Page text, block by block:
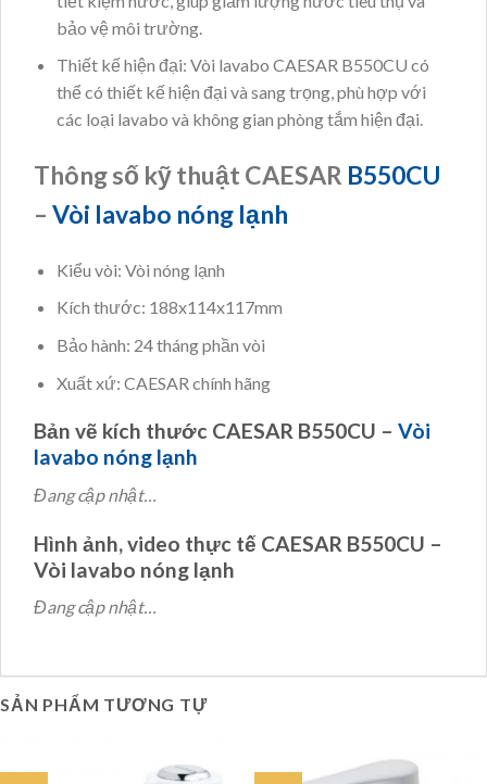
bảo vệ môi trường.
Thiết kế hiện đại: Vòi lavabo CAESAR B550CU có
thể có thiết kế hiện đại và sang trọng, phù hợp với
các loại lavabo và không gian phòng tắm hiện đại.
Thông số kỹ thuật CAESAR B550CU
– Vòi lavabo nóng lạnh
Kiểu vòi: Vòi nóng lạnh
Kích thước: 188x114x117mm
Bảo hành: 24 tháng phần vòi
Xuất xứ: CAESAR chính hãng
Bản vẽ kích thước CAESAR B550CU – Vòi
lavabo nóng lạnh
Đang cập nhật…
Hình ảnh, video thực tế CAESAR B550CU –
Vòi lavabo nóng lạnh
Đang cập nhật…
SẢN PHẨM TƯƠNG TỰ